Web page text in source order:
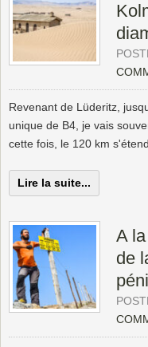
Revenant de Lüderitz,
unique de B4, je vais
cette fois, le 120 km
Lire la suite...
A
de